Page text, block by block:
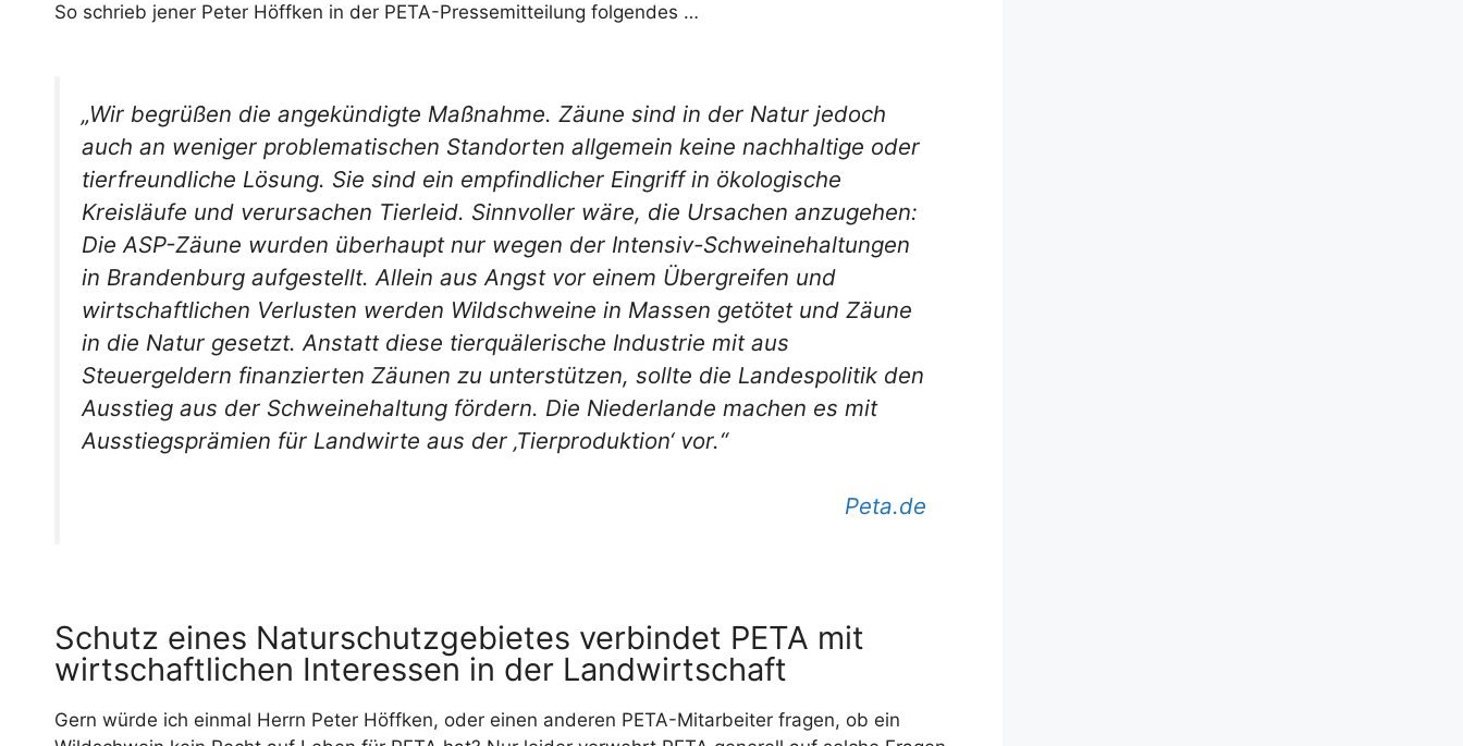
So schrieb jener Peter Höffken in der PETA-Pressemitteilung folgendes …
„Wir begrüßen die angekündigte Maßnahme. Zäune sind in der Natur jedoch
auch an weniger problematischen Standorten allgemein keine nachhaltige oder
tierfreundliche Lösung. Sie sind ein empfindlicher Eingriff in ökologische
Kreisläufe und verursachen Tierleid. Sinnvoller wäre, die Ursachen anzugehen:
Die ASP-Zäune wurden überhaupt nur wegen der Intensiv-Schweinehaltungen
in Brandenburg aufgestellt. Allein aus Angst vor einem Übergreifen und
wirtschaftlichen Verlusten werden Wildschweine in Massen getötet und Zäune
in die Natur gesetzt. Anstatt diese tierquälerische Industrie mit aus
Steuergeldern finanzierten Zäunen zu unterstützen, sollte die Landespolitik den
Ausstieg aus der Schweinehaltung fördern. Die Niederlande machen es mit
Ausstiegsprämien für Landwirte aus der ‚Tierproduktion‘ vor.“
Peta.de
Schutz eines Naturschutzgebietes verbindet PETA mit
wirtschaftlichen Interessen in der Landwirtschaft
Gern würde ich einmal Herrn Peter Höffken, oder einen anderen PETA-Mitarbeiter fragen, ob ein